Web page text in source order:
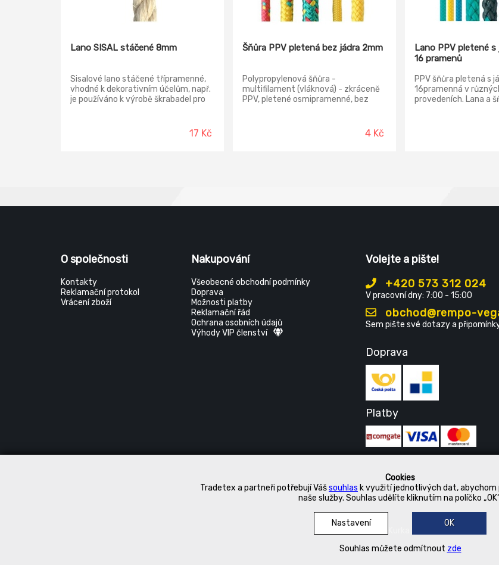
Cookies
Tradetex a partneři potřebují Vášsouhlas k využití jednotlivých dat,
naše služby. Souhlas udělíte kliknutím na políčko
Nastavení OK
Souhlas můžete odmítnout zde
Lano SISAL stáčené 8mm
Sisalové lano stáčené třípramenné,
vhodné k dekorativním účelům, např.
je používáno k výrobě škrabadel pro
17 Kč
Šňůra PPV pletená bez jádra 2mm
Polypropylenová šňůra -
multifilament (vláknová) - zkráceně
PPV, pletené osmipramenné, bez
Vyznačuje se velmi dobrou pevností,
4 Kč
Lano PPV pletené s
16 pramenů
PPV šňůra pletená s
16pramenná v
provedeních. Lana a
se dobrou pevností,
chemikáliím a
O společnosti
Kontakty
Reklamační protokol
Vrácení zboží
Nakupování
Všeobecné obchodní podmínky
Doprava
Možnosti platby
Reklamační řád
Ochrana osobních údajů
Výhody VIP členství
Volejte a pište!
+420 573 312 024
V pracovní dny: 7:00 - 15:00
obchod@rempo-
Sem pište své dotazy a
Doprava
Platby